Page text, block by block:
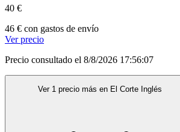
40 €
46 € con gastos de envío
Ver precio
Precio consultado el 8/8/2026 17:56:07
Ver 1 precio más en El Corte Inglés